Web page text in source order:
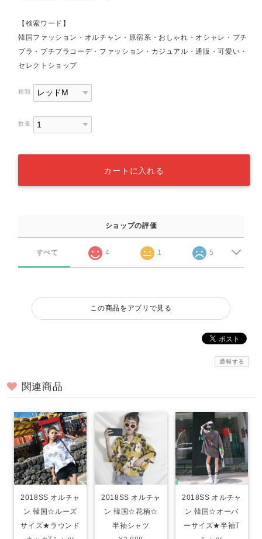
【検索ワード】
韓国ファッション・オルチャン・原宿系・おしゃれ・オシャレ・プチ
プラ・プチプラコーデ・ファッション・カジュアル・通販・可愛い・
セレクトショップ
種類
数量
カートに入れる
ショップの評価
すべて 4 1 5
この商品をアプリで見る
通報する
関連商品
2018SS オルチャ
ン 韓国☆ルーズ
サイズ★ラウンド
2018SS オルチャ
ン 韓国☆花柄☆
半袖シャツ
2018SS オルチャ
ン 韓国☆オーバ
ーサイズ★半袖T